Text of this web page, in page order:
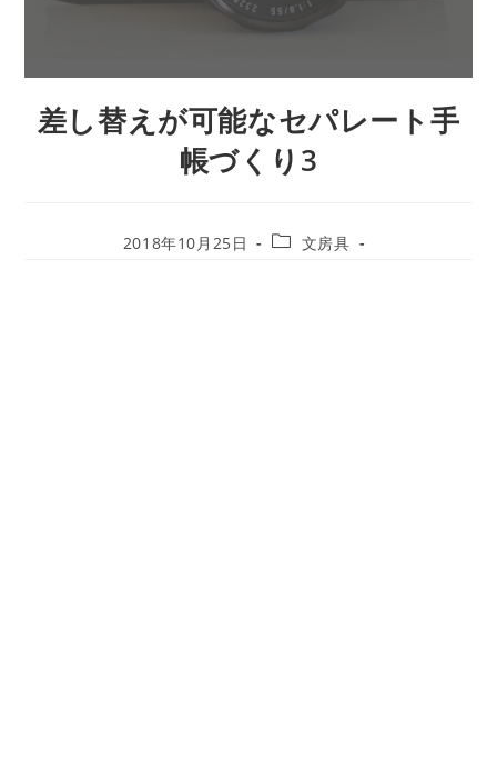
差し替えが可能なセパレート手
帳づくり3
投
2018年10月25日
投
文房具